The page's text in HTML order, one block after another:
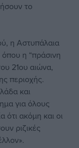
το
η Αστυπάλαια
όπου η “πράσινη
21ου αιώνα,
περιοχής.
και
για όλους
ότι ακόμη και οι
ριζικές